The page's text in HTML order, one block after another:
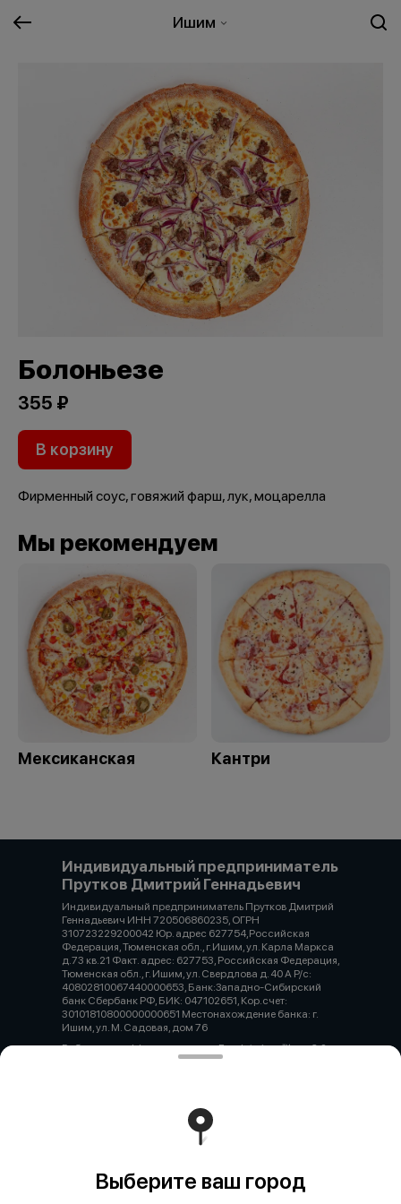
Ишим
Болоньезе
355 ₽
В корзину
Фирменный соус, говяжий фарш, лук, моцарелла
Мы рекомендуем
Мексиканская Кантри
Индивидуальный предприниматель
Прутков Дмитрий Геннадьевич
Индивидуальный предприниматель Прутков Дмитрий
Геннадьевич ИНН 720506860235, ОГРН
310723229200042 Юр. адрес 627754,Российская
Федерация, Тюменская обл., г.Ишим, ул. Карла Маркса
д.73 кв.21 Факт. адрес: 627753, Российская Федерация,
Тюменская обл., г. Ишим, ул. Свердлова д. 40 А Р/с:
40802810067440000653, Банк:Западно-Сибирский
банк Сбербанк РФ, БИК: 047102651, Кор.счет:
30101810800000000651 Местонахождение банка: г.
Ишим, ул. М. Садовая, дом 76
Работает на эффективном ядреFoodpicássover. 3.2
Политика конфиденциальности
Публичная оферта
Выберите ваш город